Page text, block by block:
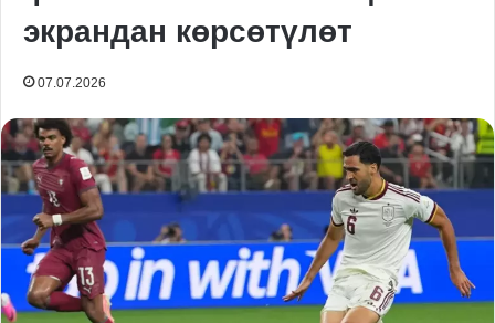
экрандан көрсөтүлөт
07.07.2026